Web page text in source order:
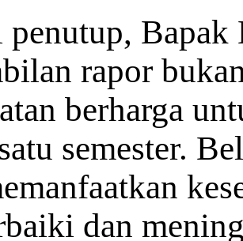
penutup,
rapor
berharga
semester.
dan